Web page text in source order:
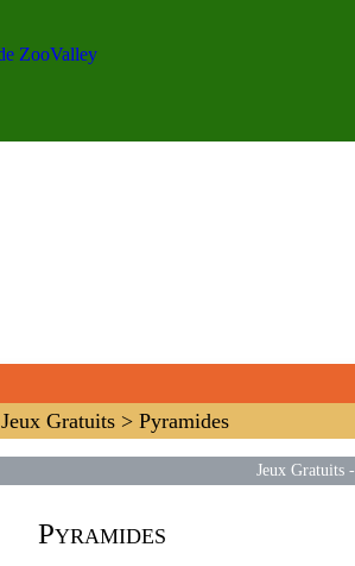
Jeux Gratuits > Pyramides
Jeux Gratuits-
Pyramides